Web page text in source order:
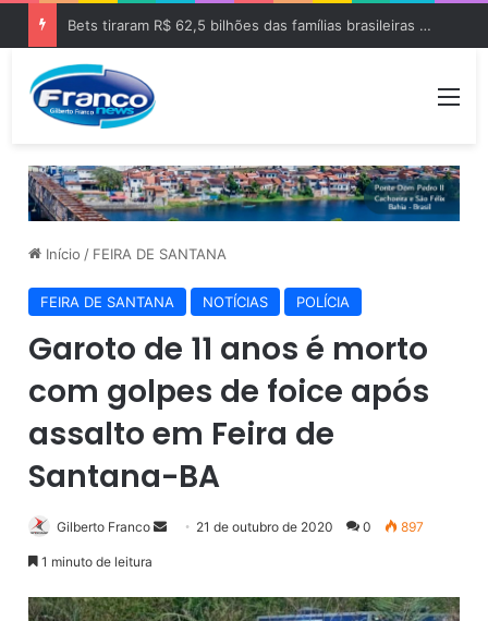
Bets tiraram R$ 62,5 bilhões das famílias brasileiras em 2025
Início / FEIRA DE SANTANA
FEIRA DE SANTANA NOTÍCIAS POLÍCIA
Garoto de 11 anos é morto
com golpes de foice após
assalto em Feira de
Santana-BA
Gilberto Franco
d
21 de outubro de 2020 0 897
1 minuto de leitura